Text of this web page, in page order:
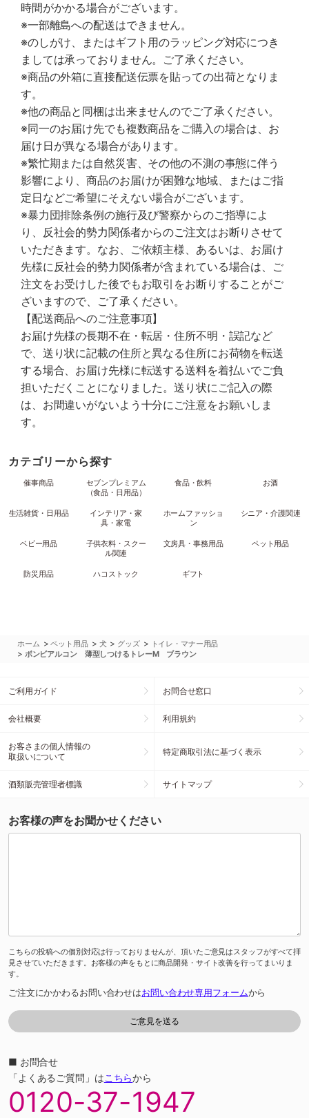
時間がかかる場合がございます。
※一部離島への配送はできません。
※のしがけ、またはギフト用のラッピング対応につき
ましては承っておりません。ご了承ください。
※商品の外箱に直接配送伝票を貼っての出荷となりま
す。
※他の商品と同梱は出来ませんのでご了承ください。
※同一のお届け先でも複数商品をご購入の場合は、お
届け日が異なる場合があります。
※繁忙期または自然災害、その他の不測の事態に伴う
影響により、商品のお届けが困難な地域、またはご指
定日などご希望にそえない場合がございます。
※暴力団排除条例の施行及び警察からのご指導によ
り、反社会的勢力関係者からのご注文はお断りさせて
いただきます。なお、ご依頼主様、あるいは、お届け
先様に反社会的勢力関係者が含まれている場合は、ご
注文をお受けした後でもお取引をお断りすることがご
ざいますので、ご了承ください。
【配送商品へのご注意事項】
お届け先様の長期不在・転居・住所不明・誤記など
で、送り状に記載の住所と異なる住所にお荷物を転送
する場合、お届け先様に転送する送料を着払いでご負
担いただくことになりました。送り状にご記入の際
は、お間違いがないよう十分にご注意をお願いしま
す。
カテゴリーから探す
催事商品
セブンプレミアム
（食品・日用品）
食品・飲料 お酒
生活雑貨・日用品
インテリア・家
具・家電
ホームファッショ
ン
シニア・介護関連
ベビー用品
子供衣料・スクー
ル関連
文房具・事務用品 ペット用品
防災用品 ハコストック ギフト
ホーム >ペット用品 > 犬 > グッズ > トイレ・マナー用品
> ボンビアルコン 薄型しつけるトレーM ブラウン
ご利用ガイド お問合せ窓口
会社概要 利用規約
お客さまの個人情報の
取扱いについて
特定商取引法に基づく表示
酒類販売管理者標識 サイトマップ
お客様の声をお聞かせください
こちらの投稿への個別対応は行っておりませんが、頂いたご意見はスタッフがすべて拝
見させていただきます。お客様の声をもとに商品開発・サイト改善を行ってまいりま
す。
ご注文にかかわるお問い合わせはお問い合わせ専用フォームから
■ お問合せ
「よくあるご質問」はこちらから
0120-37-1947